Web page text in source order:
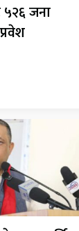
५२६ जना